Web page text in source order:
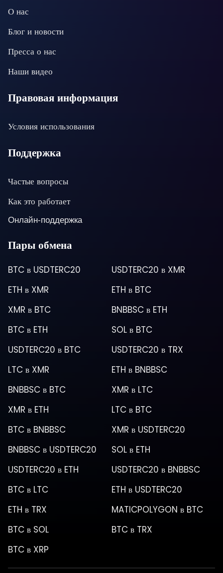
О нас
Блог и новости
Пресса о нас
Наши видео
Правовая информация
Условия использования
Поддержка
Частые вопросы
Как это работает
Онлайн-поддержка
Пары обмена
BTC в USDTERC20 USDTERC20 в XMR
ETH в XMR ETH в BTC
XMR в BTC BNBBSC в ETH
BTC в ETH SOL в BTC
USDTERC20 в BTC USDTERC20 в TRX
LTC в XMR ETH в BNBBSC
BNBBSC в BTC XMR в LTC
XMR в ETH LTC в BTC
BTC в BNBBSC XMR в USDTERC20
BNBBSC в USDTERC20 SOL в ETH
USDTERC20 в ETH USDTERC20 в BNBBSC
BTC в LTC ETH в USDTERC20
ETH в TRX MATICPOLYGON в BTC
BTC в SOL BTC в TRX
BTC в XRP